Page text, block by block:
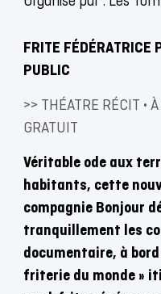
FRITE FÉDÉRATRICE
PUBLIC
>> THÉATRE RÉCIT •
GRATUIT
Véritable ode aux
habitants, cette
compagnie Bonjour
tranquillement les
documentaire, à
friterie du monde »